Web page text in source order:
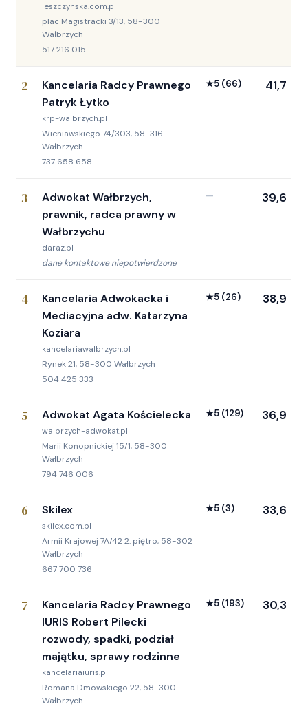
leszczynska.com.pl
plac Magistracki 3/13, 58-300
Wałbrzych
517 216 015
2
Kancelaria Radcy Prawnego
Patryk Łytko
krp-walbrzych.pl
Wieniawskiego 74/303, 58-316
Wałbrzych
737 658 658
★5 (66) 41,7
3
Adwokat Wałbrzych,
prawnik, radca prawny w
Wałbrzychu
daraz.pl
dane kontaktowe niepotwierdzone
— 39,6
4
Kancelaria Adwokacka i
Mediacyjna adw. Katarzyna
Koziara
kancelariawalbrzych.pl
Rynek 21, 58-300 Wałbrzych
504 425 333
★5 (26) 38,9
5 Adwokat Agata Kościelecka
walbrzych-adwokat.pl
Marii Konopnickiej 15/1, 58-300
Wałbrzych
794 746 006
★5 (129) 36,9
6 Skilex
skilex.com.pl
Armii Krajowej 7A/42 2. piętro, 58-302
Wałbrzych
667 700 736
★5 (3) 33,6
7
Kancelaria Radcy Prawnego
IURIS Robert Pilecki
rozwody, spadki, podział
majątku, sprawy rodzinne
kancelariaiuris.pl
Romana Dmowskiego 22, 58-300
Wałbrzych
★5 (193) 30,3